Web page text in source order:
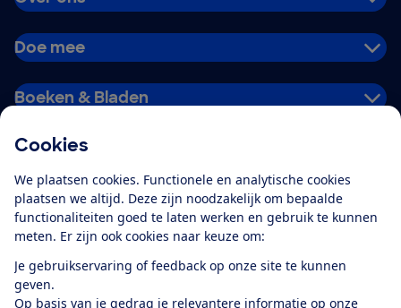
Cookies
We plaatsen cookies. Functionele en analytische cookies
plaatsen we altijd. Deze zijn noodzakelijk om bepaalde
functionaliteiten goed te laten werken en gebruik te kunnen
meten. Er zijn ook cookies naar keuze om:
Je gebruikservaring of feedback op onze site te kunnen
geven.
Op basis van je gedrag je relevantere informatie op onze
Doe mee
Boeken & Bladen
Alles over de
app